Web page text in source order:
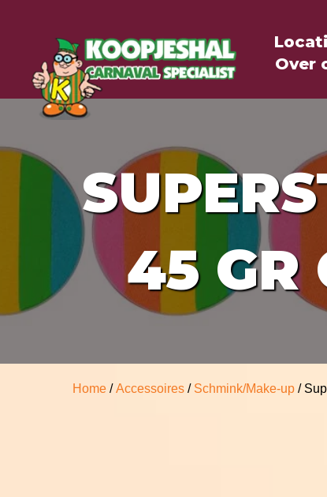
Over
45 GR
Home /Accessoires / Schmink/Make-up /